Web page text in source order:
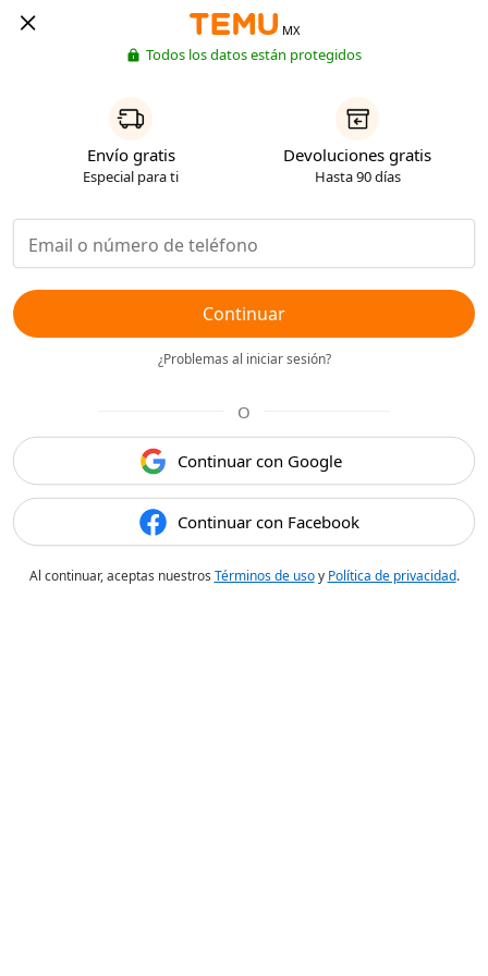
MX
Todos los datos están protegidos
Envío gratis
Especial para ti
Devoluciones gratis
Hasta 90 días
Continuar
¿Problemas al iniciar sesión?
O
Continuar con Google
Continuar con Facebook
Al continuar, aceptas nuestros Términos de usoy Política de privacidad.